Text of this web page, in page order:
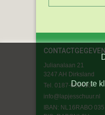
Julianalaan 21
3247 AH Dirksland
Tel. 0187-602410
info@lapjesschuur.nl
IBAN: NL16RABO
Door te